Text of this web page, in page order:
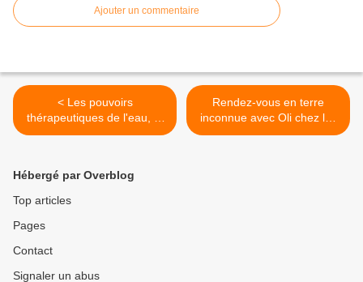
Ajouter un commentaire
< Les pouvoirs
thérapeutiques de l'eau, le
mardi 14/06/2022 à 21h00
Rendez-vous en terre
inconnue avec Oli chez les
Vézo, le mardi 14/06/2022
Hébergé par Overblog
Top articles
Pages
Contact
Signaler un abus